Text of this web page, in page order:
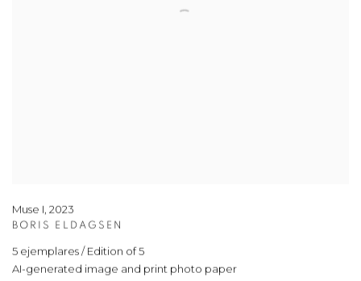
Muse I, 2023
BORIS ELDAGSEN
5 ejemplares / Edition of 5
AI-generated image and print photo paper